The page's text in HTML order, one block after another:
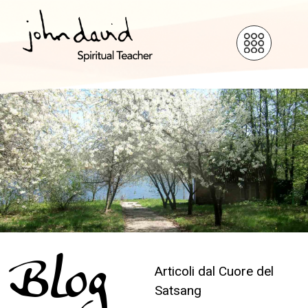
Blog
Articoli dal Cuore del
Satsang